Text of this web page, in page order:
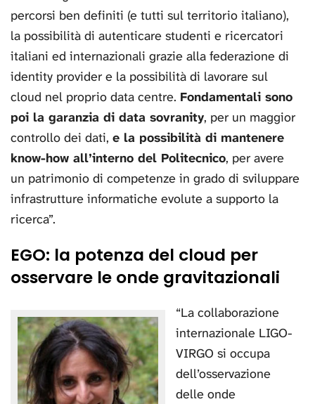
percorsi ben definiti (e tutti sul territorio italiano),
la possibilità di autenticare studenti e ricercatori
italiani ed internazionali grazie alla federazione di
identity provider e la possibilità di lavorare sul
cloud nel proprio data centre. Fondamentali sono
poi la garanzia di data sovranity, per un maggior
controllo dei dati, e la possibilità di mantenere
know-how all’interno del Politecnico, per avere
un patrimonio di competenze in grado di sviluppare
infrastrutture informatiche evolute a supporto la
ricerca”.
EGO: la potenza del cloud per
osservare le onde gravitazionali
“La collaborazione
internazionale LIGO-
VIRGO si occupa
dell’osservazione
delle onde